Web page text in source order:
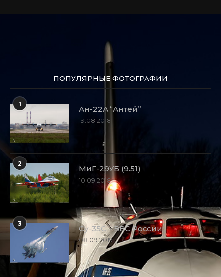
ПОПУЛЯРНЫЕ ФОТОГРАФИИ
1
Ан-22А “Антей”
19.08.2018
2
МиГ-29УБ (9.51)
10.09.2018
3
Су-35С – ВВС России
08.09.2019